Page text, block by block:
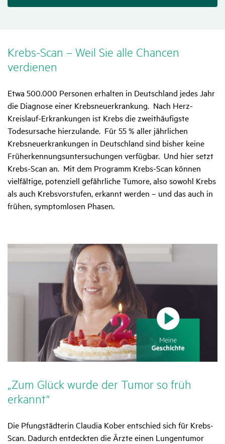
Krebs-Scan – Weil Sie alle Chancen
verdienen
Etwa 500.000 Personen erhalten in Deutschland jedes Jahr
die Diagnose einer Krebsneuerkrankung. Nach Herz-
Kreislauf-Erkrankungen ist Krebs die zweithäufigste
Todesursache hierzulande. Für 55 % aller jährlichen
Krebsneuerkrankungen in Deutschland sind bisher keine
Früherkennungsuntersuchungen verfügbar. Und hier setzt
Krebs-Scan an. Mit dem Programm Krebs-Scan können
vielfältige, potenziell gefährliche Tumore, also sowohl Krebs
als auch Krebsvorstufen, erkannt werden – und das auch in
frühen, symptomlosen Phasen.
„Zum Glück wurde der Tumor so früh
erkannt“
Die Pfungstädterin Claudia Kober entschied sich für Krebs-
Scan. Dadurch entdeckten die Ärzte einen Lungentumor